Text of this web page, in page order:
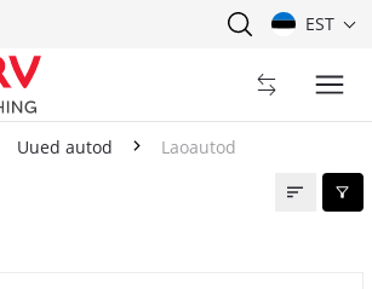
EST
Uued autod Laoautod